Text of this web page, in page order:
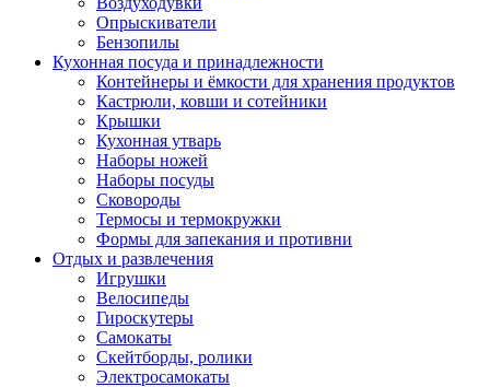
Опрыскиватели
Бензопилы
Кухонная посуда и принадлежности
Контейнеры и ёмкости для хранения продуктов
Кастрюли, ковши и сотейники
Крышки
Кухонная утварь
Наборы ножей
Наборы посуды
Сковороды
Термосы и термокружки
Формы для запекания и противни
Отдых и развлечения
Игрушки
Велосипеды
Гироскутеры
Самокаты
Скейтборды, ролики
Электросамокаты